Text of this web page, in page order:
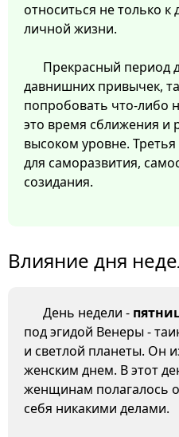
относиться не только к
личной жизни.
Прекрасный период
давнишних привычек,
попробовать что-либо
это время сближения и
высоком уровне.
для саморазвития,
созидания.
Влияние дня
День недели -
под эгидой Венеры -
и светлой планеты. Он
женским днем. В этот
женщинам полагалось
себя никакими делами.